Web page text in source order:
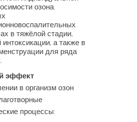
озона.
в тяжёлой стадии,
а также в
для ряда
эффект
в организм озон
процессы: